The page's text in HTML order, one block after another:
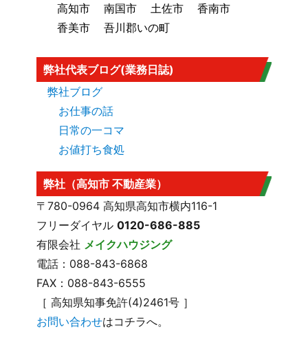
高知市
南国市 土佐市
香南市
香美市
吾川郡いの町
弊社代表ブログ(業務日誌)
弊社ブログ
お仕事の話
日常の一コマ
お値打ち食処
弊社（高知市 不動産業）
〒780-0964 高知県高知市横内116-1
フリーダイヤル0120-686-885
有限会社 メイクハウジング
電話：088-843-6868
FAX：088-843-6555
［ 高知県知事免許(4)2461号 ］
お問い合わせはコチラへ。